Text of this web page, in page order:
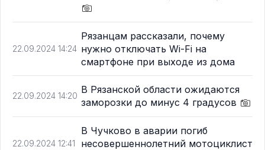
22.09.2024 14:24
Рязанцам рассказали, почему
нужно отключать Wi-Fi на
смартфоне при выходе из дома
22.09.2024 14:20
В Рязанской области ожидаются
заморозки до минус 4 градусов
22.09.2024 12:41
В Чучково в аварии погиб
несовершеннолетний мотоциклист